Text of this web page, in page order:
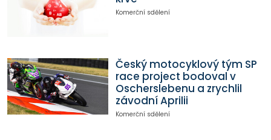
Komerční sdělení
Český motocyklový tým SP
race project bodoval v
Oscherslebenu a zrychlil
závodní Aprilii
Komerční sdělení